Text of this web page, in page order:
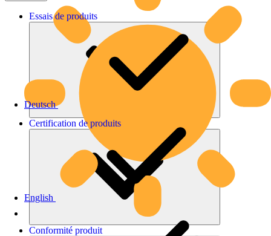
Deutsch
English
Essais de produits
Certification de produits
Conformité produit